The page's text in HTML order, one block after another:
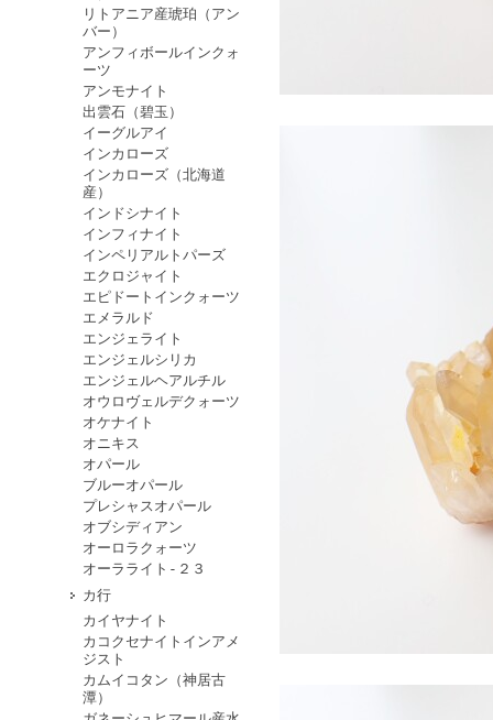
リトアニア産琥珀（アン
バー）
アンフィボールインクォ
ーツ
アンモナイト
出雲石（碧玉）
イーグルアイ
インカローズ
インカローズ（北海道
産）
インドシナイト
インフィナイト
インペリアルトパーズ
エクロジャイト
エピドートインクォーツ
エメラルド
エンジェライト
エンジェルシリカ
エンジェルヘアルチル
オウロヴェルデクォーツ
オケナイト
オニキス
オパール
ブルーオパール
プレシャスオパール
オブシディアン
オーロラクォーツ
オーラライト-２３
カ行
カイヤナイト
カコクセナイトインアメ
ジスト
カムイコタン（神居古
潭）